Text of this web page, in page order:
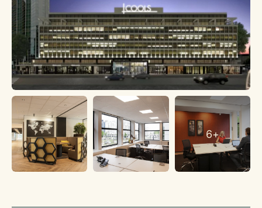
Oplevering
Gestoffeerd
Info: Bedrijfsadviseur Joey Hehamahua, 06-11744732 of
joey@klaassenbv.nl
6+